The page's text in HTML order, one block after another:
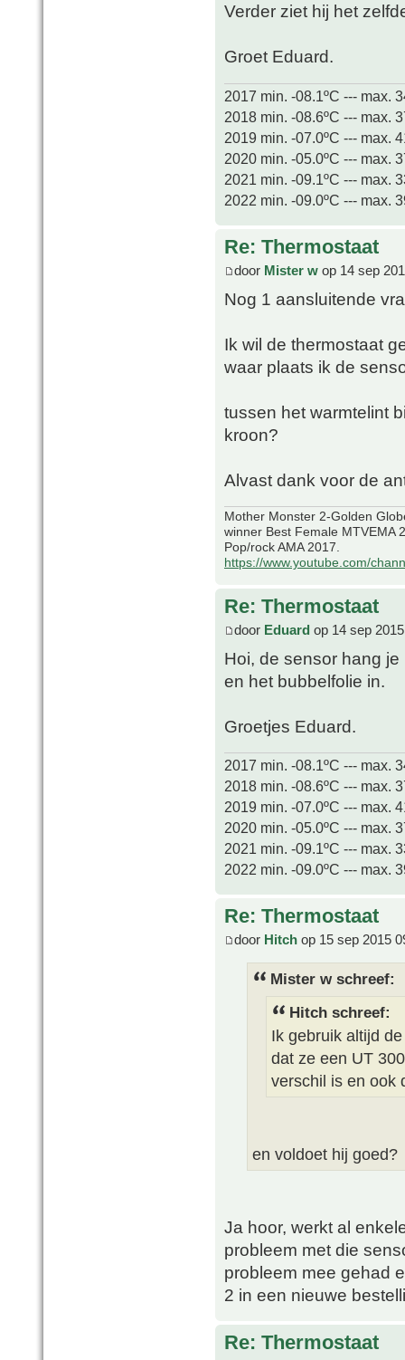
Verder ziet hij het
Groet Eduard.
2017 min. -08.1ºC --- max.
2018 min. -08.6ºC --- max.
2019 min. -07.0ºC --- max.
2020 min. -05.0ºC --- max.
2021 min. -09.1ºC --- max.
2022 min. -09.0ºC --- max.
Re: Thermostaat
door Mister w op 14 sep
Nog 1 aansluitende
Ik wil de thermostaat
waar plaats ik de
tussen het warmtelint
kroon?
Alvast dank voor de
Mother Monster 2-Golden
winner Best Female MTVEMA
Pop/rock AMA 2017.
https://www.youtube.com/
Re: Thermostaat
door Eduard op 14 sep
Hoi, de sensor hang
en het bubbelfolie in.
Groetjes Eduard.
2017 min. -08.1ºC --- max.
2018 min. -08.6ºC --- max.
2019 min. -07.0ºC --- max.
2020 min. -05.0ºC --- max.
2021 min. -09.1ºC --- max.
2022 min. -09.0ºC --- max.
Re: Thermostaat
door Hitch op 15 sep 2015
Mister w schreef:
Hitch schreef:
Ik gebruik altijd
dat ze een UT
verschil is en ook
en voldoet hij goed?
Ja hoor, werkt al
probleem met die
probleem mee gehad
2 in een nieuwe
Re: Thermostaat